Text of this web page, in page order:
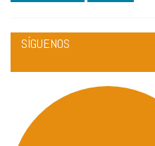
SÍGUENOS